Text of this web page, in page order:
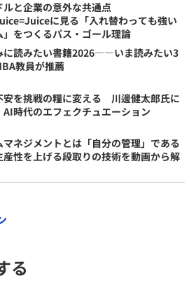
ルと企業の意外な共通点
に見る「入れ替わっても強い
」をつくるパス・ゴール理論
に読みたい書籍2026――いま読みたい3
教員が推薦
安を挑戦の糧に変える 川邊健太郎氏に
AI時代のエフェクチュエーション
マネジメントとは「自分の管理」である
性を上げる段取りの技術を動画から解
る